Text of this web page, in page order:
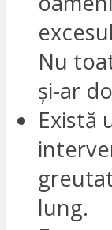
Nu
și-ar
Există
lung.